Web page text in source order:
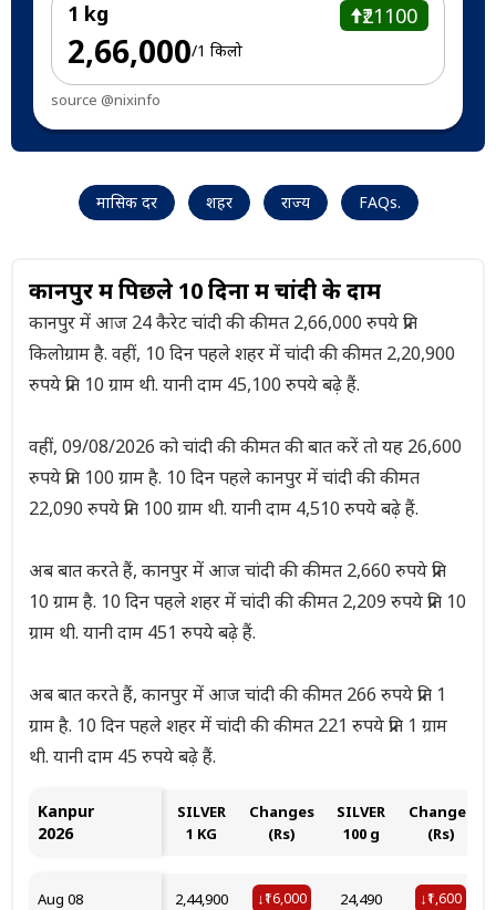
1 kg ₹21100
₹2,66,000/1 किलो
source @nixinfo
मासिक दर शहर राज्य FAQs.
कानपुर में पिछले 10 दिनों में चांदी के दाम
कानपुर में आज 24 कैरेट चांदी की कीमत 2,66,000 रुपये प्रति
किलोग्राम है. वहीं, 10 दिन पहले शहर में चांदी की कीमत 2,20,900
रुपये प्रति 10 ग्राम थी. यानी दाम 45,100 रुपये बढ़े हैं.
वहीं, 09/08/2026 को चांदी की कीमत की बात करें तो यह 26,600
रुपये प्रति 100 ग्राम है. 10 दिन पहले कानपुर में चांदी की कीमत
22,090 रुपये प्रति 100 ग्राम थी. यानी दाम 4,510 रुपये बढ़े हैं.
अब बात करते हैं, कानपुर में आज चांदी की कीमत 2,660 रुपये प्रति
10 ग्राम है. 10 दिन पहले शहर में चांदी की कीमत 2,209 रुपये प्रति 10
ग्राम थी. यानी दाम 451 रुपये बढ़े हैं.
अब बात करते हैं, कानपुर में आज चांदी की कीमत 266 रुपये प्रति 1
ग्राम है. 10 दिन पहले शहर में चांदी की कीमत 221 रुपये प्रति 1 ग्राम
थी. यानी दाम 45 रुपये बढ़े हैं.
Kanpur
2026
SILVER
1 KG
Changes
(Rs)
SILVER
100 g
Changes
(Rs)
Aug 08 ₹2,44,900 ↓₹16,000 ₹24,490 ↓₹1,600